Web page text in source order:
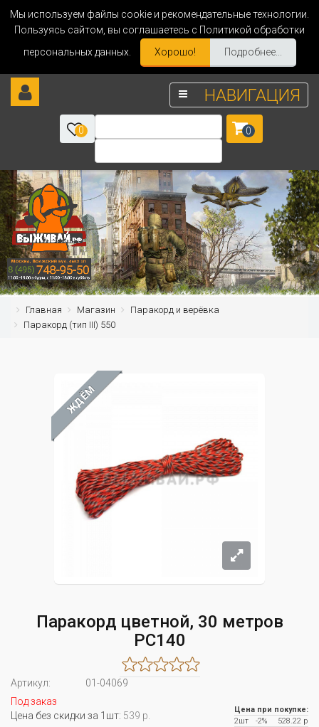
Мы используем файлы cookie и рекомендательные технологии.
Пользуясь сайтом, вы соглашаетесь с Политикой обработки
персональных данных.
Хорошо! Подробнее...
НАВИГАЦИЯ
0 0
Главная Магазин
Паракорд и верёвка
Паракорд (тип III) 550
ЖДЁМ
Паракорд цветной, 30 метров
PC140
Артикул:
01-04069
Под заказ
Цена без скидки за 1шт: 539 р.
Цена при покупке:
2шт
-2%
528.22 р